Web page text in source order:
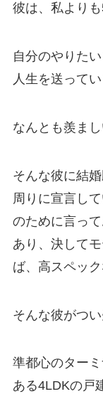
彼は、私よりも
自分のやりた
人生を送ってい
なんとも羨まし
そんな彼に結
周りに宣言し
のために言っ
あり、決して
ば、高スペック
そんな彼がつ
準都心のター
ある4LDKの戸